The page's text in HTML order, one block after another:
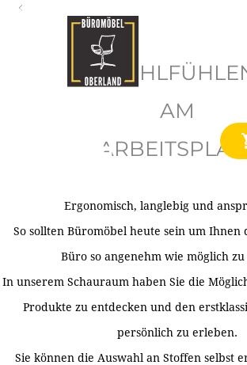
AM
Ergonomisch, langlebig und
So sollten Büromöbel heute sein um Ihnen
Büro so angenehm wie möglich zu
In unserem Schauraum haben Sie die
Produkte zu entdecken und den
persönlich zu erleben.
Sie können die Auswahl an Stoffen selbst